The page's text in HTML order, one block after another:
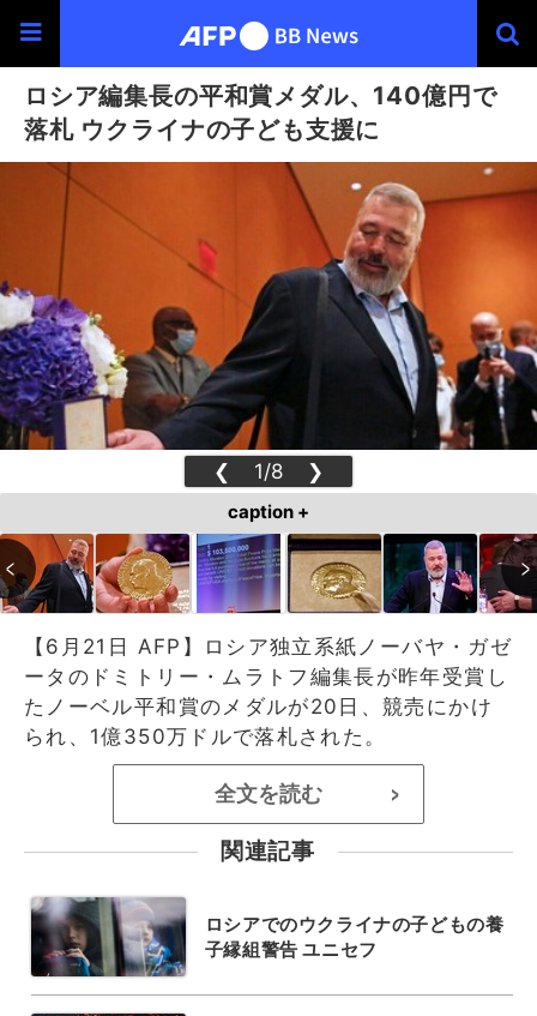
ロシア編集長の平和賞メダル、140億円で
落札 ウクライナの子ども支援に
❮ 1/8 ❯
caption +
【6月21日 AFP】ロシア独立系紙ノーバヤ・ガゼ
ータのドミトリー・ムラトフ編集長が昨年受賞し
たノーベル平和賞のメダルが20日、競売にかけ
られ、1億350万ドルで落札された。
全文を読む >
関連記事
ロシアでのウクライナの子どもの養
子縁組警告 ユニセフ